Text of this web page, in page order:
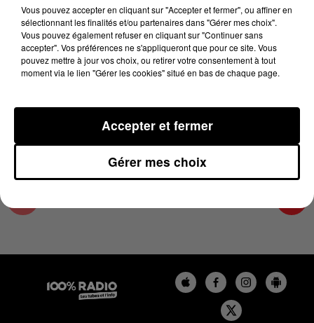
6 juin 2023 - 4 min 19 sec
LES INFOS DU COMMINGES DU 06/06/2023 À
06H59
Podcast infos du Comminges
Vous pouvez accepter en cliquant sur "Accepter et fermer", ou affiner en
sélectionnant les finalités et/ou partenaires dans "Gérer mes choix".
Vous pouvez également refuser en cliquant sur "Continuer sans
accepter". Vos préférences ne s'appliqueront que pour ce site. Vous
pouvez mettre à jour vos choix, ou retirer votre consentement à tout
moment via le lien "Gérer les cookies" situé en bas de chaque page.
Gérer mes choix
Accepter et fermer